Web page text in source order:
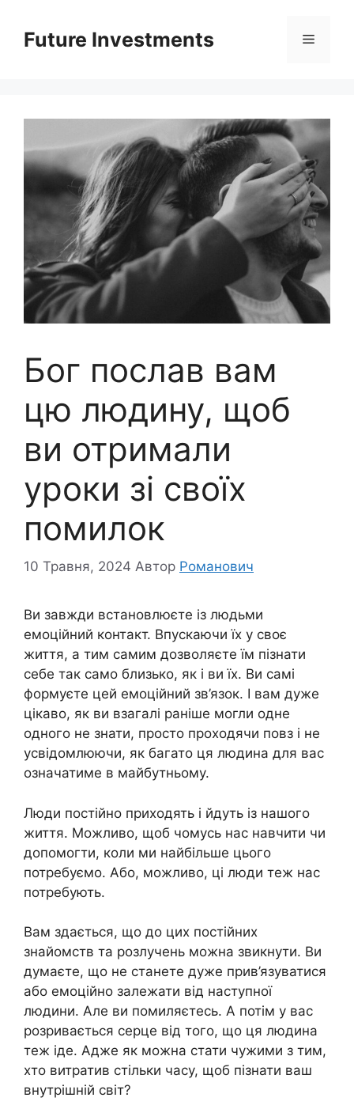
вмістуFuture Investments Меню
Бог послав вам
цю людину, щоб
ви отримали
уроки зі своїх
помилок
10 Травня, 2024 Автор Романович
Ви завжди встановлюєте із людьми
емоційний контакт. Впускаючи їх у своє
життя, а тим самим дозволяєте їм пізнати
себе так само близько, як і ви їх. Ви самі
формуєте цей емоційний зв’язок. І вам дуже
цікаво, як ви взагалі раніше могли одне
одного не знати, просто проходячи повз і не
усвідомлюючи, як багато ця людина для вас
означатиме в майбутньому.
Люди постійно приходять і йдуть із нашого
життя. Можливо, щоб чомусь нас навчити чи
допомогти, коли ми найбільше цього
потребуємо. Або, можливо, ці люди теж нас
потребують.
Вам здається, що до цих постійних
знайомств та розлучень можна звикнути. Ви
думаєте, що не станете дуже прив’язуватися
або емоційно залежати від наступної
людини. Але ви помиляєтесь. А потім у вас
розривається серце від того, що ця людина
теж іде. Адже як можна стати чужими з тим,
хто витратив стільки часу, щоб пізнати ваш
внутрішній світ?